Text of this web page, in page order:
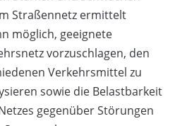
Straßennetz ermittelt
möglich, geeignete
vorzuschlagen, den
Verkehrsmittel zu
sowie die Belastbarkeit
gegenüber Störungen